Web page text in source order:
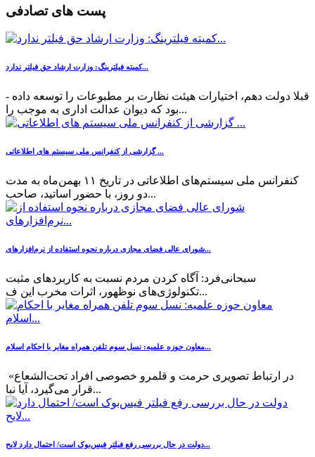
پست های تصادفی
کمیته فیلترینگ: وزارت ارشاد حق فیلتر ندارد...
- قبلا دولت دهم، اختیارات هیئت نظارت بر مطبوعات را توسعه داده
بود که دیوان عدالت اداری به موجب را...
گزارشی از کنفرانس ملی سیستم های اطلاعاتی ...
کنفرانس ملی سیستم‌های اطلاعاتی در تاریخ ۱۱ بهمن‌ماه به مدت
دو روز، با حضور اساتید، صاحب...
شورای عالی فضای مجازی درباره نحوه استفاده از نرم‌افزارهای...
سبحانی‌فرد: آگاه کردن مردم نسبت به کاربردهای مثبت
تکنولوژی‌های نوظهور، اثرات مخرب این ف...
معاون حوزه علمیه: نسل سوم تلفن همراه مغایر با احکام اسلام...
«در ارتباط تصویری حرمت و قلمرو خصوصی افراد تحت‌الشعاع
قرار می‌گیرد، آیا نبا...
دولت در حال بررسی رفع فیلتر فیس‌بوک است/ احتمال دارد لایح...